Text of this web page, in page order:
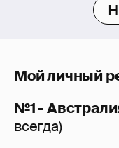
Мой личный
№1 -
всегда)